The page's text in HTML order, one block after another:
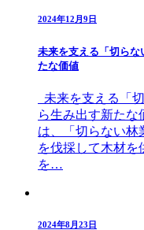
2024年12月9日
未来を支える「切らな
たな価値
未来を支える「
ら生み出す新た
は、「切らない林
を伐採して木材を
を…
2024年8月23日